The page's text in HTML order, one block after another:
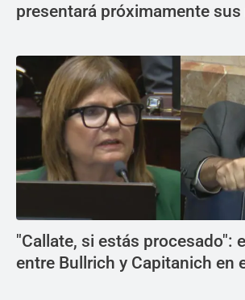
presentará próximamente
"Callate, si estás procesado":
entre Bullrich y Capitanich en